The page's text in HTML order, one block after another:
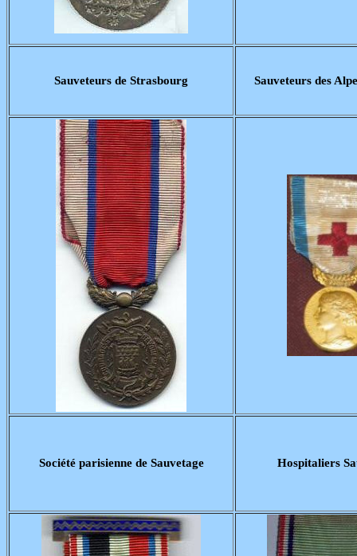
Sauveteurs de Strasbourg Sauveteurs des
Société parisienne de Sauvetage Hospitaliers